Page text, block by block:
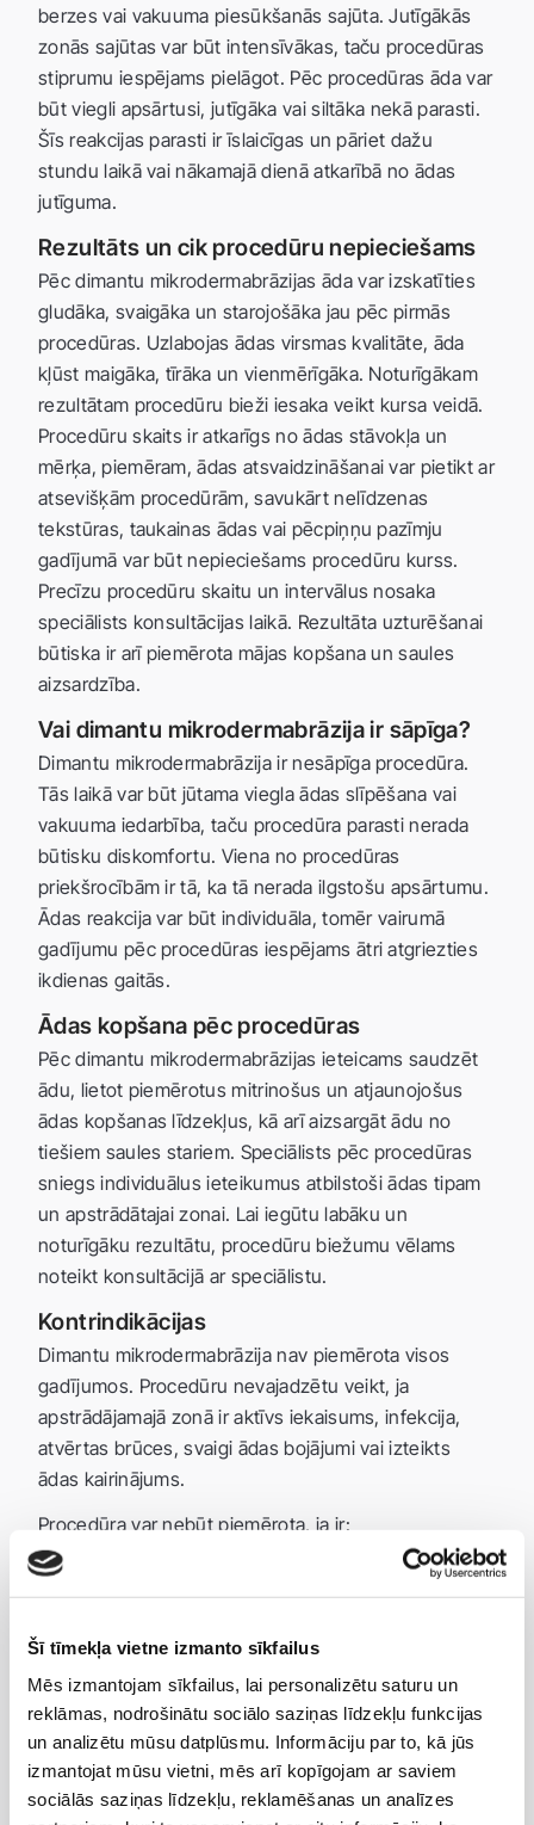
Šī tīmekļa vietne izmanto sīkfailus
Mēs izmantojam sīkfailus, lai personalizētu saturu un
reklāmas, nodrošinātu sociālo saziņas līdzekļu funkcijas
un analizētu mūsu datplūsmu. Informāciju par to, kā jūs
izmantojat mūsu vietni, mēs arī kopīgojam ar saviem
sociālās saziņas līdzekļu, reklamēšanas un analīzes
berzes vai vakuuma piesūkšanās sajūta. Jutīgākās
zonās sajūtas var būt intensīvākas, taču procedūras
stiprumu iespējams pielāgot. Pēc procedūras āda var
būt viegli apsārtusi, jutīgāka vai siltāka nekā parasti.
Šīs reakcijas parasti ir īslaicīgas un pāriet dažu
stundu laikā vai nākamajā dienā atkarībā no ādas
jutīguma.
Rezultāts un cik procedūru nepieciešams
Pēc dimantu mikrodermabrāzijas āda var izskatīties
gludāka, svaigāka un starojošāka jau pēc pirmās
procedūras. Uzlabojas ādas virsmas kvalitāte, āda
kļūst maigāka, tīrāka un vienmērīgāka. Noturīgākam
rezultātam procedūru bieži iesaka veikt kursa veidā.
Procedūru skaits ir atkarīgs no ādas stāvokļa un
mērķa, piemēram, ādas atsvaidzināšanai var pietikt ar
atsevišķām procedūrām, savukārt nelīdzenas
tekstūras, taukainas ādas vai pēcpiņņu pazīmju
gadījumā var būt nepieciešams procedūru kurss.
Precīzu procedūru skaitu un intervālus nosaka
speciālists konsultācijas laikā. Rezultāta uzturēšanai
būtiska ir arī piemērota mājas kopšana un saules
aizsardzība.
Vai dimantu mikrodermabrāzija ir sāpīga?
Dimantu mikrodermabrāzija ir nesāpīga procedūra.
Tās laikā var būt jūtama viegla ādas slīpēšana vai
vakuuma iedarbība, taču procedūra parasti nerada
būtisku diskomfortu. Viena no procedūras
priekšrocībām ir tā, ka tā nerada ilgstošu apsārtumu.
Ādas reakcija var būt individuāla, tomēr vairumā
gadījumu pēc procedūras iespējams ātri atgriezties
ikdienas gaitās.
Ādas kopšana pēc procedūras
Pēc dimantu mikrodermabrāzijas ieteicams saudzēt
ādu, lietot piemērotus mitrinošus un atjaunojošus
ādas kopšanas līdzekļus, kā arī aizsargāt ādu no
tiešiem saules stariem. Speciālists pēc procedūras
sniegs individuālus ieteikumus atbilstoši ādas tipam
un apstrādātajai zonai. Lai iegūtu labāku un
noturīgāku rezultātu, procedūru biežumu vēlams
noteikt konsultācijā ar speciālistu.
Kontrindikācijas
Dimantu mikrodermabrāzija nav piemērota visos
gadījumos. Procedūru nevajadzētu veikt, ja
apstrādājamajā zonā ir aktīvs iekaisums, infekcija,
atvērtas brūces, svaigi ādas bojājumi vai izteikts
ādas kairinājums.
Procedūra var nebūt piemērota, ja ir:
atvērtas brūces vai nobrāzumi;
svaigs saules apdegums;
izteikti jutīga vai sakairināta āda;
aktīva rozācija vai izteikts apsārtums;
aizdomīgi, mainīgi vai asiņojoši ādas veidojumi;